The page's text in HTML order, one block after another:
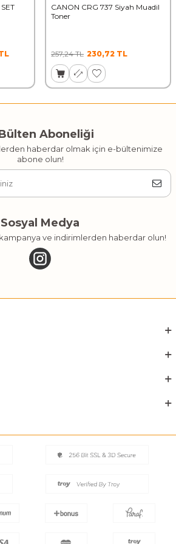
CANON CRG 737 Siyah Muadil
Toner
257,24TL 230,72 TL
Aboneliği
haberdar olmak için e-bültenimize
abone olun!
Sosyal Medya
ve indirimlerden haberdar olun!